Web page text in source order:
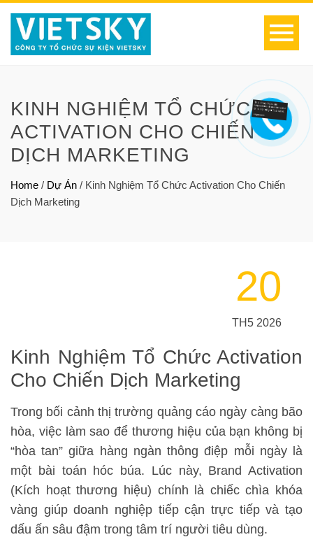
KINH NGHIỆM TỔ CHỨC
ACTIVATION CHO CHIẾN
DỊCH MARKETING
Home / Dự Án / Kinh Nghiệm Tổ Chức Activation Cho Chiến
Dịch Marketing
20
TH5 2026
Kinh Nghiệm Tổ Chức Activation
Cho Chiến Dịch Marketing
Trong bối cảnh thị trường quảng cáo ngày càng bão
hòa, việc làm sao để thương hiệu của bạn không bị
“hòa tan” giữa hàng ngàn thông điệp mỗi ngày là
một bài toán hóc búa. Lúc này, Brand Activation
(Kích hoạt thương hiệu) chính là chiếc chìa khóa
vàng giúp doanh nghiệp tiếp cận trực tiếp và tạo
dấu ấn sâu đậm trong tâm trí người tiêu dùng.